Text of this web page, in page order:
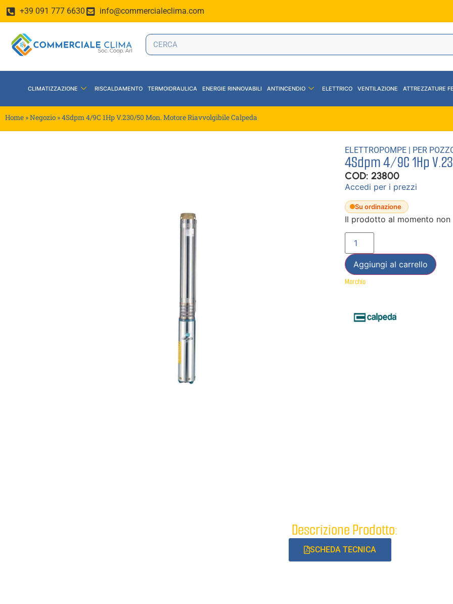
+39 091 777 6630 info@commercialeclima.com
CLIMATIZZAZIONE RISCALDAMENTO TERMOIDRAULICA ENERGIE RINNOVABILI ANTINCENDIO ELETTRICO VENTILAZIONE ATTREZZATURE
Home »Negozio »4Sdpm 4/9C 1Hp V.230/50 Mon. Motore Riavvolgibile Calpeda
ELETTROPOMPE | PER
4Sdpm 4/9C 1Hp
COD: 23800
Accedi per i prezzi
Su ordinazione
Il prodotto al momento
Aggiungi al carrello
Marchio
Descrizione Prodotto:
SCHEDA TECNICA